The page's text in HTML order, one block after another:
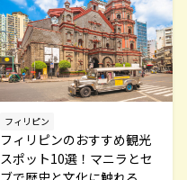
フィリピン
フィリピンのおすすめ観光
スポット10選！マニラとセ